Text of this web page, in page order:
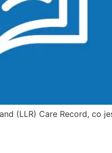
(LLR) Care Record, co